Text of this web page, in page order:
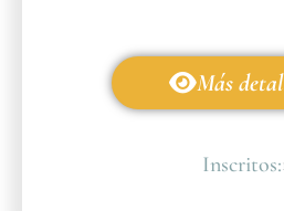
Más
Inscritos: